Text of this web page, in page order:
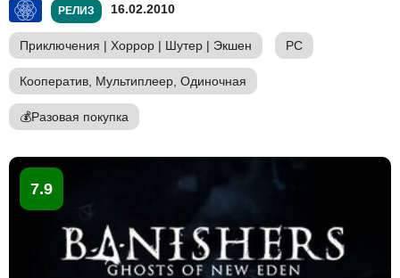
РЕЛИЗ 16.02.2010
Приключения | Хоррор | Шутер | Экшен PC
Кооператив, Мультиплеер, Одиночная
💰Разовая покупка
7.9